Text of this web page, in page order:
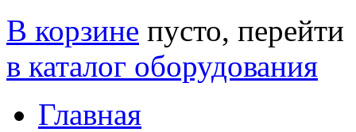
В корзине пусто, перейти
в каталог оборудования
Главная